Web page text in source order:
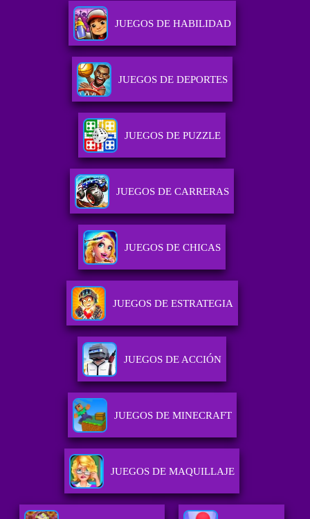
JUEGOS DE HABILIDAD
JUEGOS DE DEPORTES
JUEGOS DE PUZZLE
JUEGOS DE CARRERAS
JUEGOS DE CHICAS
JUEGOS DE ESTRATEGIA
JUEGOS DE ACCIÓN
JUEGOS DE MINECRAFT
JUEGOS DE MAQUILLAJE